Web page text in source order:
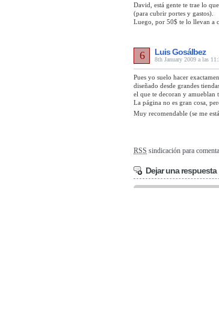
David, está gente te trae lo
(para cubrir portes y gastos).
Luego, por 50$ te lo llevan a
Luis Gosálbez
8th January 2009 a las
6
Pues yo suelo hacer
diseñado desde grandes
el que te decoran y amueblan
La página no es gran cosa,
Muy recomendable (se me
RSS sindicación para
Dejar una respuesta